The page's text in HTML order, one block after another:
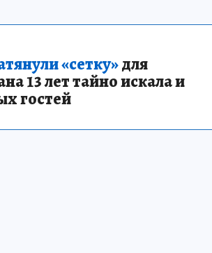
«сетку»для
13 лет тайно искала и
гостей